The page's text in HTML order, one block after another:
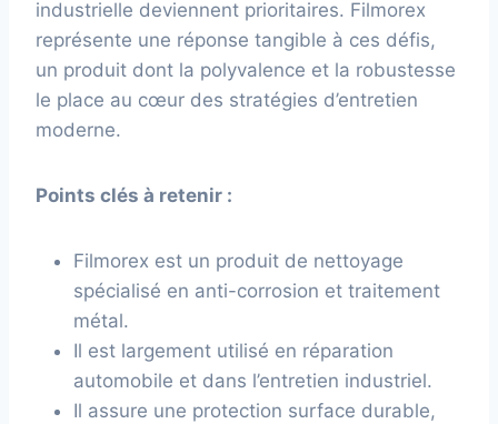
industrielle deviennent prioritaires. Filmorex
représente une réponse tangible à ces défis,
un produit dont la polyvalence et la robustesse
le place au cœur des stratégies d’entretien
moderne.
Points clés à retenir :
Filmorex est un produit de nettoyage
spécialisé en anti-corrosion et traitement
métal.
Il est largement utilisé en réparation
automobile et dans l’entretien industriel.
Il assure une protection surface durable,